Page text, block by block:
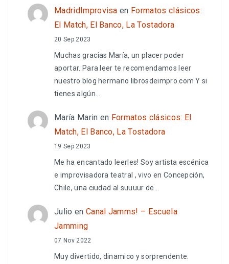
MadridImprovisa en Formatos clásicos:
El Match, El Banco, La Tostadora
20 Sep 2023
Muchas gracias María, un placer poder
aportar. Para leer te recomendamos leer
nuestro blog hermano librosdeimpro.com Y si
tienes algún…
María Marin en Formatos clásicos: El
Match, El Banco, La Tostadora
19 Sep 2023
Me ha encantado leerles! Soy artista escénica
e improvisadora teatral , vivo en Concepción,
Chile, una ciudad al suuuur de…
Julio en Canal Jamms! – Escuela
Jamming
07 Nov 2022
Muy divertido, dinamico y sorprendente.